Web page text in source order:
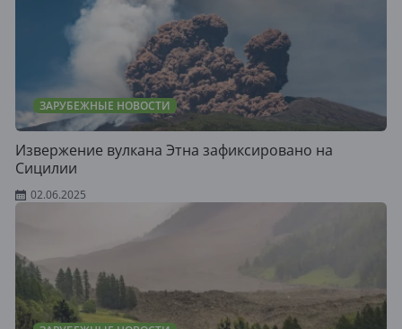
ЗАРУБЕЖНЫЕ НОВОСТИ
Извержение вулкана Этна зафиксировано на
Сицилии
02.06.2025